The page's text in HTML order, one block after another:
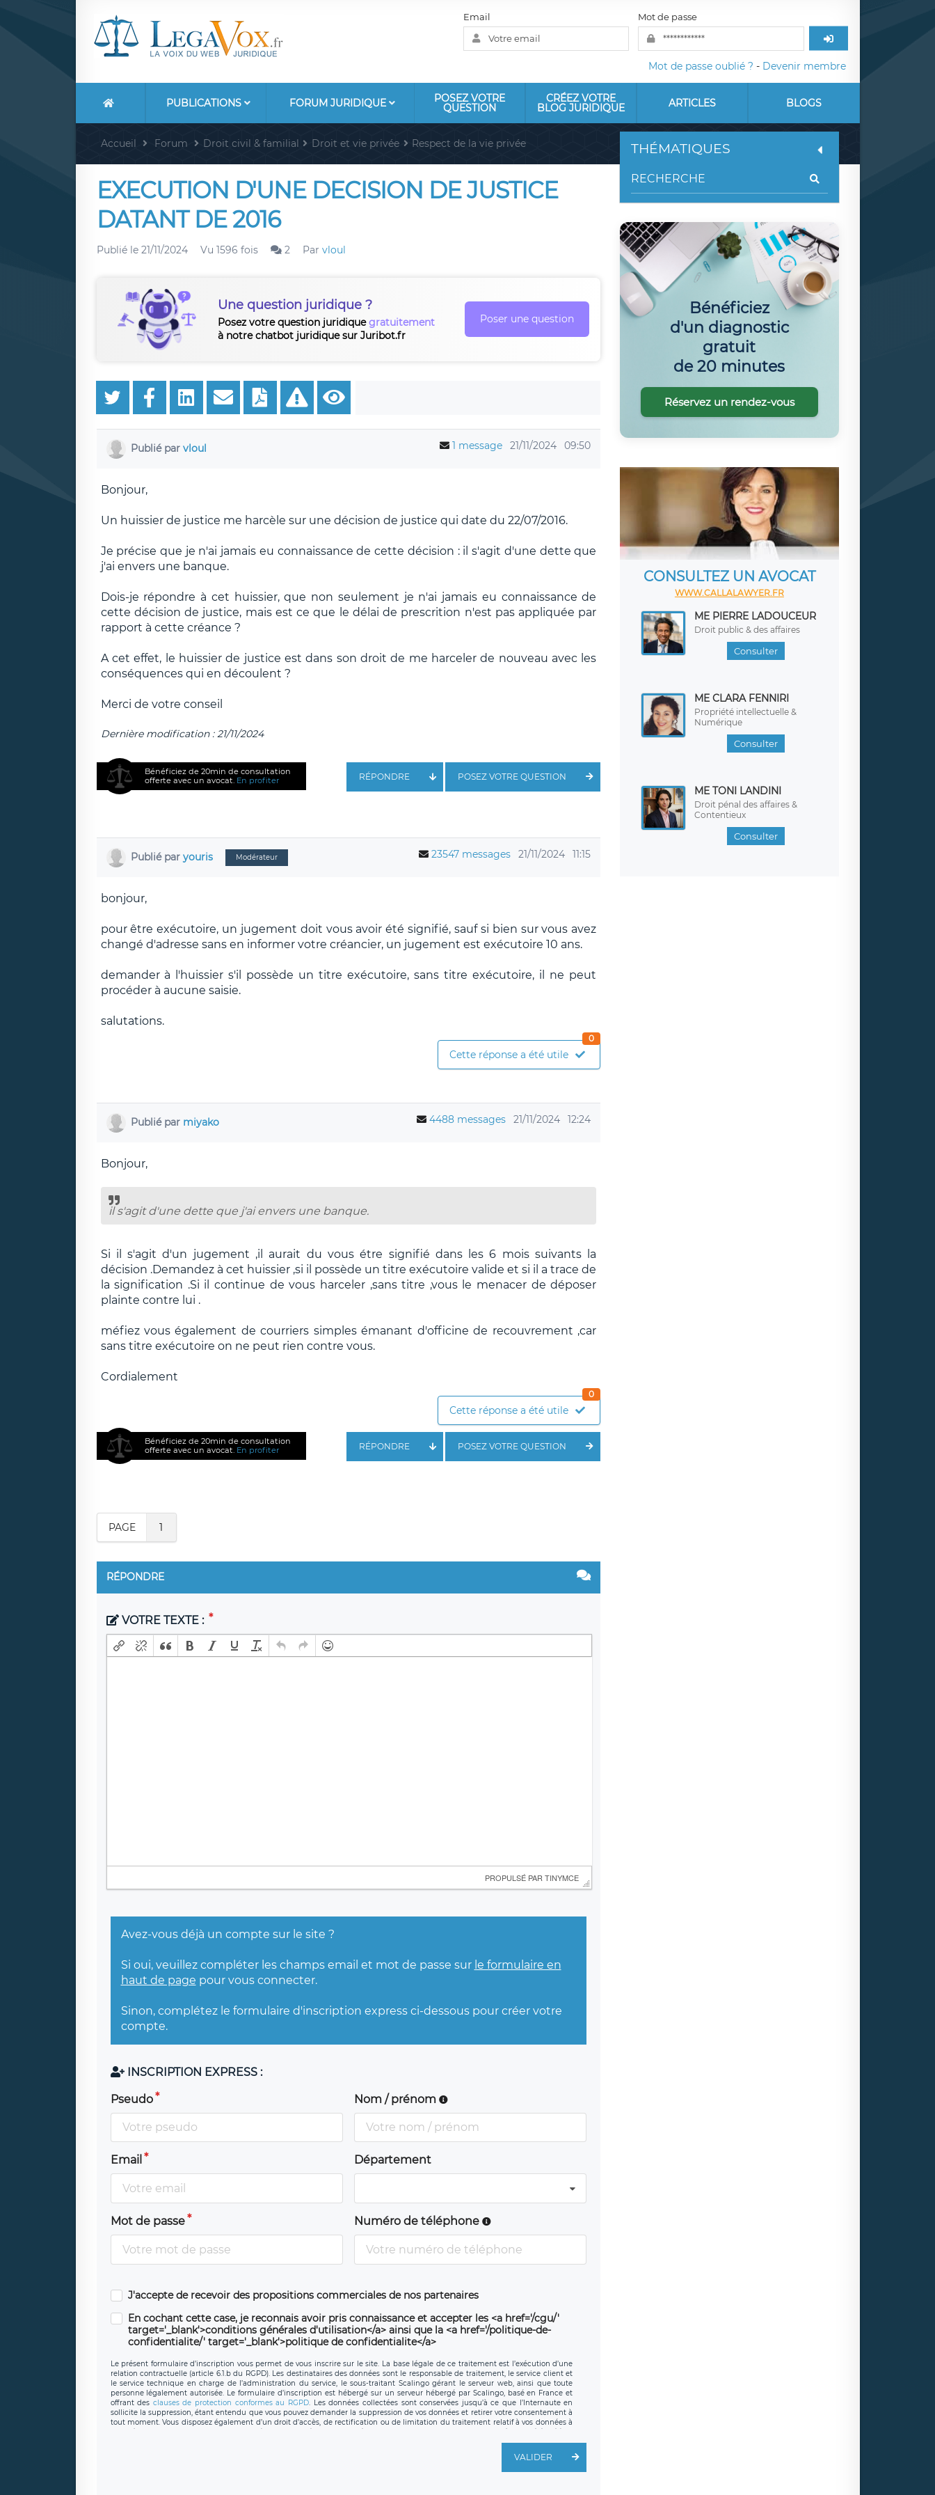
Email Mot de passe
Mot de passe oublié ? - Devenir membre
PUBLICATIONS FORUM JURIDIQUE POSEZ VOTRE
QUESTION
CRÉEZ VOTRE
BLOG JURIDIQUE ARTICLES BLOGS
Accueil Forum Droit civil & familial Droit et vie privée Respect de la vie privée
EXECUTION D'UNE DECISION DE JUSTICE
DATANT DE 2016
Publié le 21/11/2024 Vu 1596 fois 2 Par vloul
Une question juridique ?
Posez votre question juridiquegratuitement
à notre chatbot juridique sur Juribot.fr
Poser une question
Publié par vloul 1 message 21/11/2024 09:50
Bonjour,
Un huissier de justice me harcèle sur une décision de justice qui date du 22/07/2016.
Je précise que je n'ai jamais eu connaissance de cette décision : il s'agit d'une dette que
j'ai envers une banque.
Dois-je répondre à cet huissier, que non seulement je n'ai jamais eu connaissance de
cette décision de justice, mais est ce que le délai de prescrition n'est pas appliquée par
rapport à cette créance ?
A cet effet, le huissier de justice est dans son droit de me harceler de nouveau avec les
conséquences qui en découlent ?
Merci de votre conseil
Dernière modification : 21/11/2024
Bénéficiez de 20min de consultation
offerte avec un avocat. En profiter POSEZ VOTRE QUESTION
RÉPONDRE
Publié par youris Modérateur 23547 messages 21/11/2024 11:15
bonjour,
pour être exécutoire, un jugement doit vous avoir été signifié, sauf si bien sur vous avez
changé d'adresse sans en informer votre créancier, un jugement est exécutoire 10 ans.
demander à l'huissier s'il possède un titre exécutoire, sans titre exécutoire, il ne peut
procéder à aucune saisie.
salutations.
Cette réponse a été utile
0
Publié par miyako 4488 messages 21/11/2024 12:24
Bonjour,
il s'agit d'une dette que j'ai envers une banque.
Si il s'agit d'un jugement ,il aurait du vous étre signifié dans les 6 mois suivants la
décision .Demandez à cet huissier ,si il possède un titre exécutoire valide et si il a trace de
la signification .Si il continue de vous harceler ,sans titre ,vous le menacer de déposer
plainte contre lui .
méfiez vous également de courriers simples émanant d'officine de recouvrement ,car
sans titre exécutoire on ne peut rien contre vous.
Cordialement
Cette réponse a été utile
0
Bénéficiez de 20min de consultation
offerte avec un avocat. En profiter POSEZ VOTRE QUESTION
RÉPONDRE
PAGE 1
RÉPONDRE
VOTRE TEXTE :
PROPULSÉ PAR TINYMCE
Avez-vous déjà un compte sur le site ?
Si oui, veuillez compléter les champs email et mot de passe sur le formulaire en
haut de page pour vous connecter.
Sinon, complétez le formulaire d'inscription express ci-dessous pour créer votre
compte.
INSCRIPTION EXPRESS :
Pseudo Nom / prénom
Email Département
Mot de passe Numéro de téléphone
J'accepte de recevoir des propositions commerciales de nos partenaires
En cochant cette case, je reconnais avoir pris connaissance et accepter les <a href='/cgu/'
target='_blank'>conditions générales d'utilisation</a> ainsi que la <a href='/politique-de-
confidentialite/' target='_blank'>politique de confidentialite</a>
Le présent formulaire d’inscription vous permet de vous inscrire sur le site. La base légale de ce traitement est l’exécution d’une
relation contractuelle (article 6.1.b du RGPD). Les destinataires des données sont le responsable de traitement, le service client et
le service technique en charge de l’administration du service, le sous-traitant Scalingo gérant le serveur web, ainsi que toute
personne légalement autorisée. Le formulaire d’inscription est hébergé sur un serveur hébergé par Scalingo, basé en France et
offrant des clauses de protection conformes au RGPD. Les données collectées sont conservées jusqu’à ce que l’Internaute en
sollicite la suppression, étant entendu que vous pouvez demander la suppression de vos données et retirer votre consentement à
tout moment. Vous disposez également d’un droit d’accès, de rectification ou de limitation du traitement relatif à vos données à
caractère personnel, ainsi que d’un droit à la portabilité de vos données. Vous pouvez exercer ces droits auprès du délégué à la
protection des données de LÉGAVOX qui exerce au siège social de LÉGAVOX et est joignable à l’adresse mail suivante :
joignable à l’adresse mail : responsabledetraitement@legavox.fr. Vous avez également le droit d’introduire une réclamation
VALIDER
THÉMATIQUES
Bénéficiez
d'un diagnostic
gratuit
de 20 minutes
Réservez un rendez-vous
CONSULTEZ UN AVOCAT
WWW.CALLALAWYER.FR
ME PIERRE LADOUCEUR
Droit public & des affaires
Consulter
ME CLARA FENNIRI
Propriété intellectuelle &
Numérique
Consulter
ME TONI LANDINI
Droit pénal des affaires &
Contentieux
Consulter